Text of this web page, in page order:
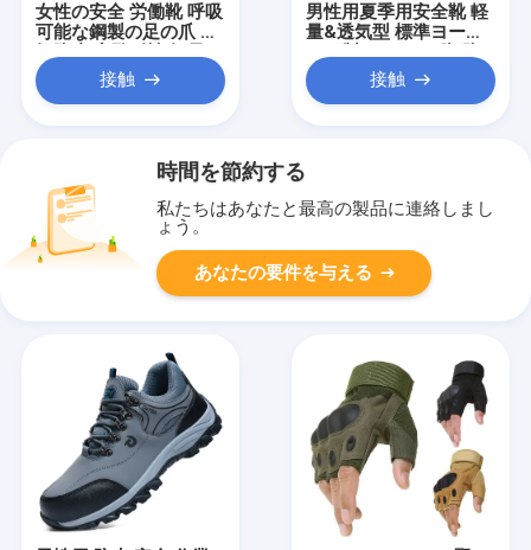
女性の安全 労働靴 呼吸
可能な鋼製の足の爪 破
損防止 穿孔耐性 軽量
快適 夏季 国境を越えた
労働靴
接触
男性用夏季用安全靴 軽
量&透気型 標準ヨーロ
ッパ製 スチール 脚 防
破 防パンクチュール ゴ
ム&プラスチック 外底
接触
時間を節約する
私たちはあなたと最高の製品に連絡しまし
ょう。
あなたの要件を与える